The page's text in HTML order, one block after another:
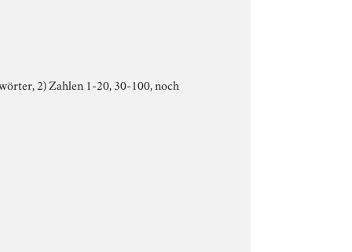
2) Zahlen 1-20, 30-100, noch